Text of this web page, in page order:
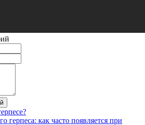
герпеса: как часто появляется при